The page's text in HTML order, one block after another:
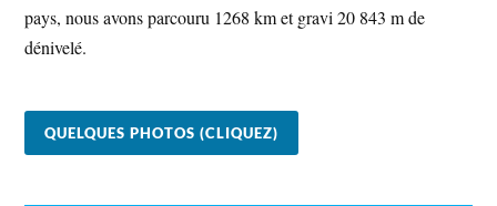
pays, nous avons parcouru 1268 km et gravi 20 843 m de
dénivelé.
QUELQUES PHOTOS (CLIQUEZ)